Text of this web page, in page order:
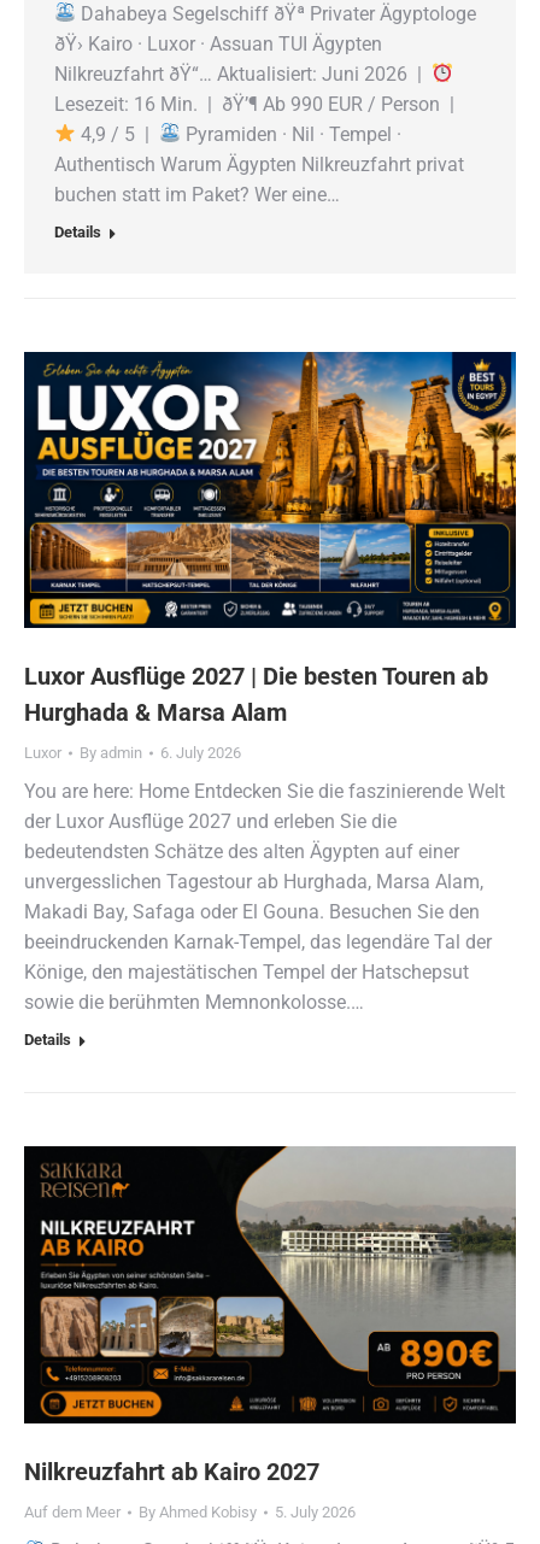
Dahabeya Segelschiff ðŸª Privater Ägyptologe
ðŸ› Kairo · Luxor · Assuan TUI Ägypten
Nilkreuzfahrt ðŸ“… Aktualisiert: Juni 2026 |
Lesezeit: 16 Min. | ðŸ’¶ Ab 990 EUR / Person |
4,9 / 5 |
Pyramiden · Nil · Tempel ·
Authentisch Warum Ägypten Nilkreuzfahrt privat
buchen statt im Paket? Wer eine…
Details
Luxor Ausflüge 2027 | Die besten Touren ab
Hurghada & Marsa Alam
Luxor By admin 6. July 2026
You are here: Home Entdecken Sie die faszinierende Welt
der Luxor Ausflüge 2027 und erleben Sie die
bedeutendsten Schätze des alten Ägypten auf einer
unvergesslichen Tagestour ab Hurghada, Marsa Alam,
Makadi Bay, Safaga oder El Gouna. Besuchen Sie den
beeindruckenden Karnak-Tempel, das legendäre Tal der
Könige, den majestätischen Tempel der Hatschepsut
sowie die berühmten Memnonkolosse.…
Details
Nilkreuzfahrt ab Kairo 2027
Auf dem Meer By Ahmed Kobisy 5. July 2026